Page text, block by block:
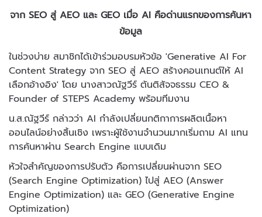
จาก SEO สู่ AEO และ GEO เมื่อ AI คือด่านแรกของการค้นหา
ข้อมูล
ในช่วงบ่าย สมาชิกได้เข้าร่วมอบรมหัวข้อ 'Generative AI For
Content Strategy จาก SEO สู่ AEO สร้างคอนเทนต์ให้ AI
เลือกอ้างอิง' โดย นางสาวณัฐวีร์ ตันติสัจจธรรม CEO &
Founder of STEPS Academy พร้อมทีมงาน
น.ส.ณัฐวีร์ กล่าวว่า AI กำลังเปลี่ยนกติกาการผลิตเนื้อหา
ออนไลน์อย่างสิ้นเชิง เพราะผู้ใช้งานจำนวนมากเริ่มถาม AI แทน
การค้นหาผ่าน Search Engine แบบเดิม
หัวใจสำคัญของการปรับตัว คือการเปลี่ยนผ่านจาก SEO
(Search Engine Optimization) ไปสู่ AEO (Answer
Engine Optimization) และ GEO (Generative Engine
Optimization)